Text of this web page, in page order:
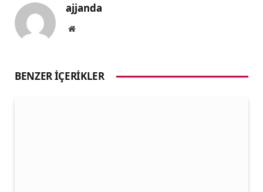
ajjanda
Website
BENZER İÇERIKLER